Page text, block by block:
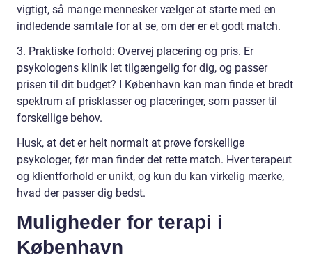
vigtigt, så mange mennesker vælger at starte med en
indledende samtale for at se, om der er et godt match.
3. Praktiske forhold: Overvej placering og pris. Er
psykologens klinik let tilgængelig for dig, og passer
prisen til dit budget? I København kan man finde et bredt
spektrum af prisklasser og placeringer, som passer til
forskellige behov.
Husk, at det er helt normalt at prøve forskellige
psykologer, før man finder det rette match. Hver terapeut
og klientforhold er unikt, og kun du kan virkelig mærke,
hvad der passer dig bedst.
Muligheder for terapi i
København